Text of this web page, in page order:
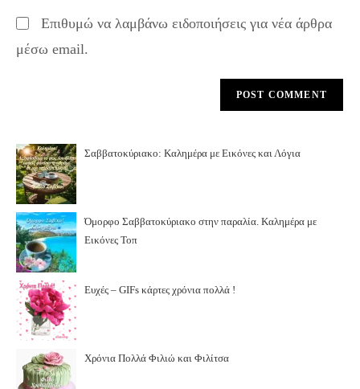
Επιθυμώ να λαμβάνω ειδοποιήσεις για νέα άρθρα
μέσω email.
Σαββατοκύριακο: Καλημέρα με Εικόνες και Λόγια
Όμορφο Σαββατοκύριακο στην παραλία. Καλημέρα με
Εικόνες Τοπ
Ευχές – GIFs κάρτες χρόνια πολλά !
Χρόνια Πολλά Φιλιώ και Φιλίτσα